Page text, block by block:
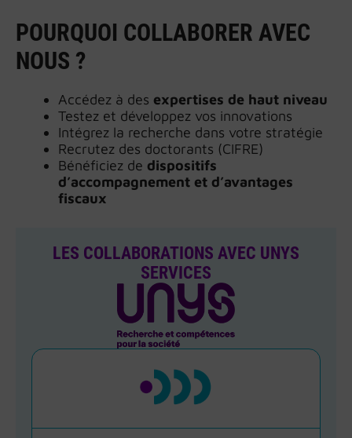
POURQUOI COLLABORER AVEC
NOUS ?
Accédez à des expertises de haut niveau
Testez et développez vos innovations
Intégrez la recherche dans votre stratégie
Recrutez des doctorants (CIFRE)
Bénéficiez de dispositifs
d’accompagnement et d’avantages
fiscaux
LES COLLABORATIONS AVEC UNYS
SERVICES